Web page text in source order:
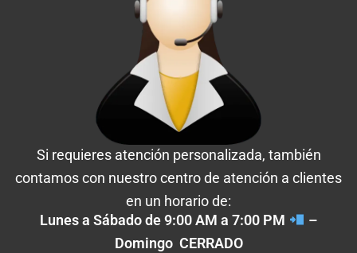
Si requieres atención personalizada, también
contamos con nuestro centro de atención a clientes
en un horario de:
Lunes a Sábado de 9:00 AM a 7:00 PM
–
Domingo CERRADO